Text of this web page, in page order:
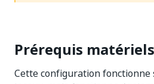
Prérequis matériels
Cette configuration fonctionne